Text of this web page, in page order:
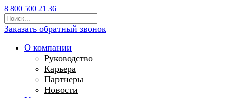
8 800 500 21 36
Заказать обратный звонок
О компании
Руководство
Карьера
Партнеры
Новости